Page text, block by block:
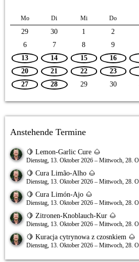
Mo Di Mi Do
29 30 1 2
6
7 8 9
13
14 15 16
20
21 22 23
27
28 29 30
Anstehende Termine
🍋 Lemon-Garlic Cure 🌰
Dienstag, 13. Oktober 2026 – Mittwoch, 28.
🍋 Cura Limão-Alho 🌰
Dienstag, 13. Oktober 2026 – Mittwoch, 28.
🍋 Cura Limón-Ajo 🌰
Dienstag, 13. Oktober 2026 – Mittwoch, 28.
🍋 Zitronen-Knoblauch-Kur 🌰
Dienstag, 13. Oktober 2026 – Mittwoch, 28.
🍋 Kuracja cytrynowa z czosnkiem 🌰
Dienstag, 13. Oktober 2026 – Mittwoch, 28.